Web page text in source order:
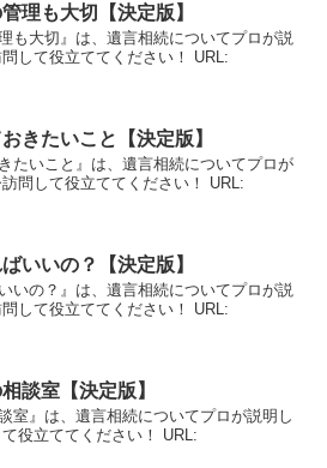
理も大切【決定版】
も大切』は、遺言相続についてプロが説
して役立ててください！ URL:
きたいこと【決定版】
たいこと』は、遺言相続についてプロが
問して役立ててください！ URL:
いいの？【決定版】
いの？』は、遺言相続についてプロが説
して役立ててください！ URL:
談室【決定版】
室』は、遺言相続についてプロが説明し
役立ててください！ URL: